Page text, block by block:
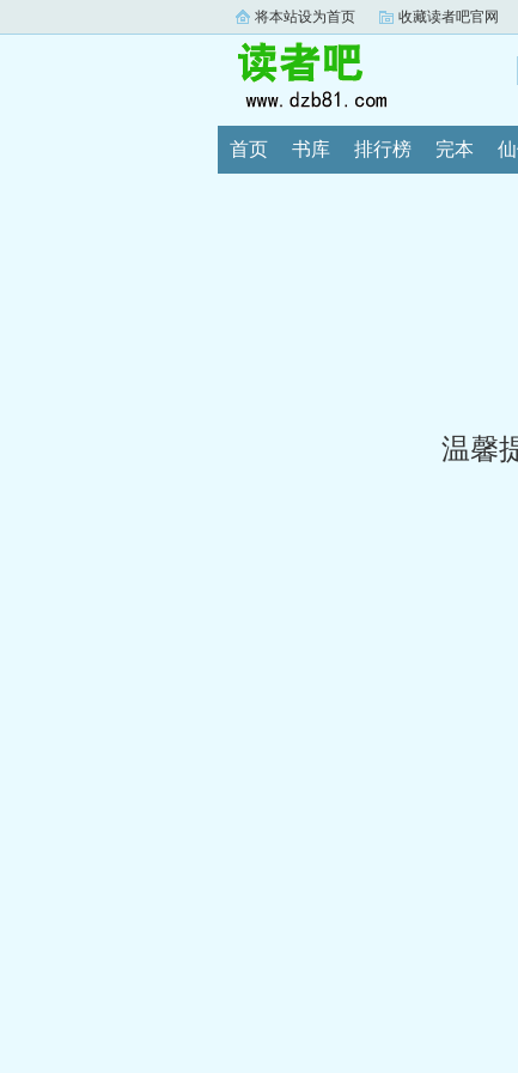
将本站设为首页 收藏读者吧官网
首页 书库 排行榜 完本
温馨